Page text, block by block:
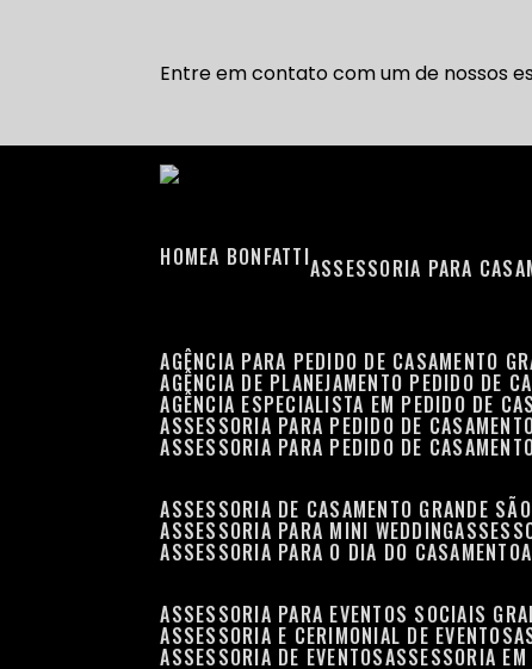
Entre em contato com um de nossos
HOME A BONFATTI ASSESSORIA PARA
AGÊNCIA PARA PEDIDO DE CASAMENTO
AGÊNCIA DE PLANEJAMENTO PEDIDO DE
AGÊNCIA ESPECIALISTA EM PEDIDO DE
ASSESSORIA PARA PEDIDO DE
ASSESSORIA PARA PEDIDO DE
ASSESSORIA DE CASAMENTO GRANDE
ASSESSORIA PARA MINI WEDDING
ASSESSORIA PARA O DIA DO CASAMENTO
ASSESSORIA PARA EVENTOS SOCIAIS
ASSESSORIA E CERIMONIAL DE EVENTOS
ASSESSORIA DE EVENTOS ASSESSORIA